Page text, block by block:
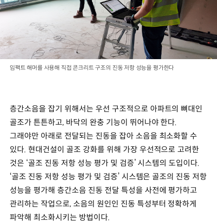
임팩트 해머를 사용해 직접 콘크리트 구조의 진동 저항 성능을 평가한다
층간소음을 잡기 위해서는 우선 구조적으로 아파트의 뼈대인
골조가 튼튼하고, 바닥의 완충 기능이 뛰어나야 한다.
그래야만 아래로 전달되는 진동을 잡아 소음을 최소화할 수
있다. 현대건설이 골조 강화를 위해 가장 우선적으로 고려한
것은 ‘골조 진동 저항 성능 평가 및 검증’ 시스템의 도입이다.
‘골조 진동 저항 성능 평가 및 검증’ 시스템은 골조의 진동 저항
성능을 평가해 층간소음 진동 전달 특성을 사전에 평가하고
관리하는 작업으로, 소음의 원인인 진동 특성부터 정확하게
파악해 최소화시키는 방법이다.